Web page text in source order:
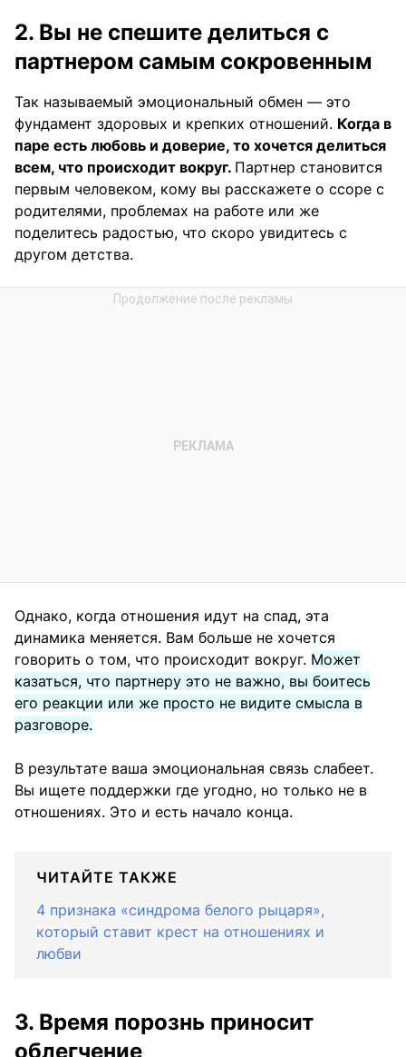
2. Вы не спешите делиться с
партнером самым сокровенным
Так называемый эмоциональный обмен — это
фундамент здоровых и крепких отношений. Когда в
паре есть любовь и доверие, то хочется делиться
всем, что происходит вокруг. Партнер становится
первым человеком, кому вы расскажете о ссоре с
родителями, проблемах на работе или же
поделитесь радостью, что скоро увидитесь с
другом детства.
Однако, когда отношения идут на спад, эта
динамика меняется. Вам больше не хочется
говорить о том, что происходит вокруг. Может
казаться, что партнеру это не важно, вы боитесь
его реакции или же просто не видите смысла в
разговоре.
В результате ваша эмоциональная связь слабеет.
Вы ищете поддержки где угодно, но только не в
отношениях. Это и есть начало конца.
ЧИТАЙТЕ ТАКЖЕ
4 признака «синдрома белого рыцаря»,
который ставит крест на отношениях и
любви
3. Время порознь приносит
облегчение